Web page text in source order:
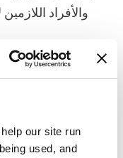
our site run
used, and
والأفراد
وتتشارك بعض
عبر مياهها والرسو